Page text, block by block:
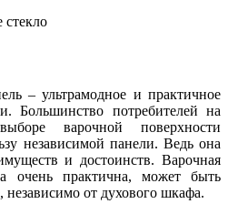
стекло
– ультрамодное и практичное
Большинство потребителей на
варочной поверхности
независимой панели. Ведь она
и достоинств. Варочная
очень практична, может быть
независимо от духового шкафа.